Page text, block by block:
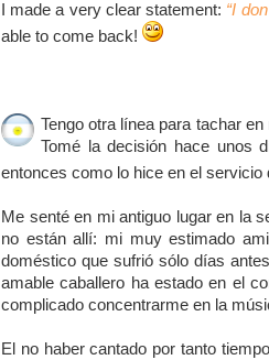
I made a very clear statement: “I
able to come back!
Tengo otra línea para tachar
Tomé la decisión hace unos
entonces como lo hice en el servicio
Me senté en mi antiguo lugar en la
no están allí: mi muy estimado
doméstico que sufrió sólo días
amable caballero ha estado en el
complicado concentrarme en la
El no haber cantado por tanto